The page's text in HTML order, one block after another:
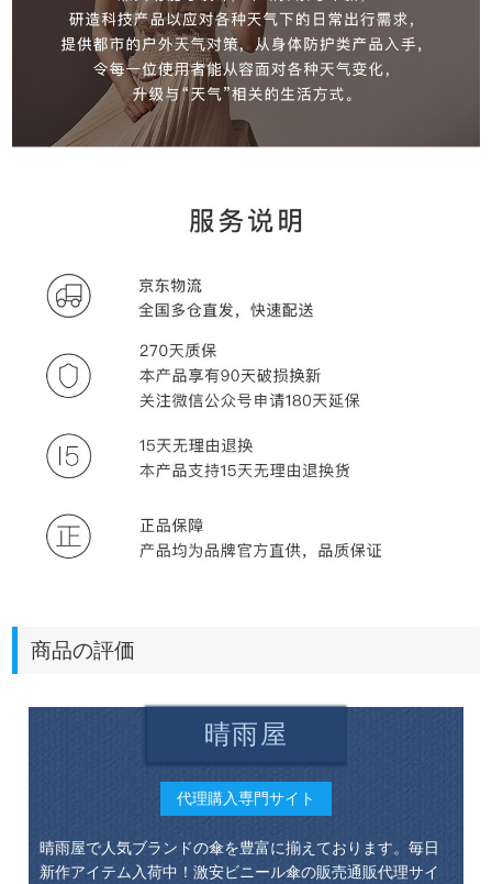
商品の評価
晴雨屋
代理購入専門サイト
晴雨屋で人気ブランドの傘を豊富に揃えております。毎日
新作アイテム入荷中！激安ビニール傘の販売通販代理サイ